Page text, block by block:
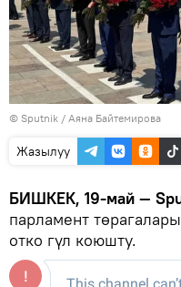
© Sputnik / Аяна Байтемирова
Жазылуу
БИШКЕК, 19-май —
парламент
отко гүл коюшту.